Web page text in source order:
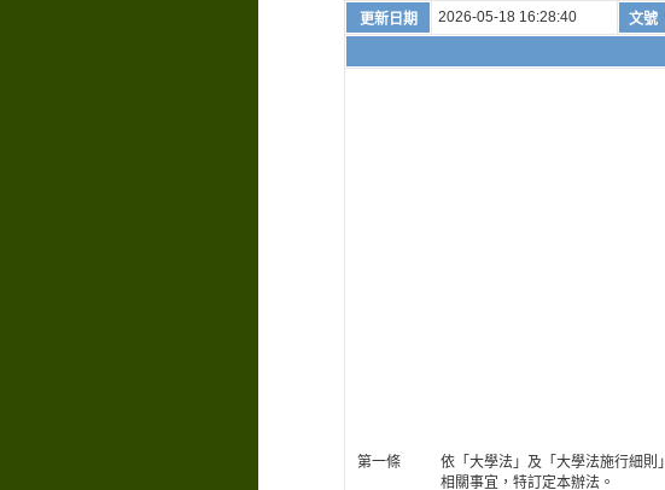
更新日期 2026-05-18 16:28:40 文號
第一條
依「大學法」及「大學法施行細
相關事宜，特訂定本辦法。